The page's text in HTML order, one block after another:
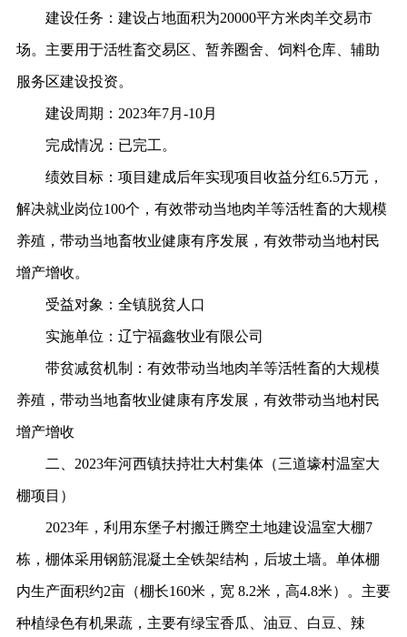
建设任务： 建设占地面积为20000平方米肉羊交易市
场。主要用于活牲畜交易区、暂养圈舍、饲料仓库、辅助
服务区建设投资。
建设周期： 2023年7月-10月
完成情况： 已完工。
绩效目标： 项目建成后年实现项目收益分红6.5万元，
解决就业岗位100个，有效带动当地肉羊等活牲畜的大规模
养殖，带动当地畜牧业健康有序发展，有效带动当地村民
增产增收。
受益对象： 全镇脱贫人口
实施单位： 辽宁福鑫牧业有限公司
带贫减贫机制： 有效带动当地肉羊等活牲畜的大规模
养殖，带动当地畜牧业健康有序发展，有效带动当地村民
增产增收
二、 2023年河西镇扶持壮大村集体（三道壕村温室大
棚项目）
2023年，利用东堡子村搬迁腾空土地建设温室大棚7
栋，棚体采用钢筋混凝土全铁架结构，后坡土墙。单体棚
内生产面积约2亩（棚长160米，宽 8.2米，高4.8米）。主要
种植绿色有机果蔬，主要有绿宝香瓜、油豆、白豆、辣